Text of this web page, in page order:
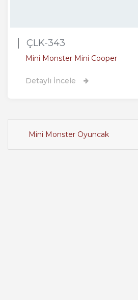
ÇLK-343
Mini Monster Mini Cooper
Detaylı İncele
Mini Monster Oyuncak